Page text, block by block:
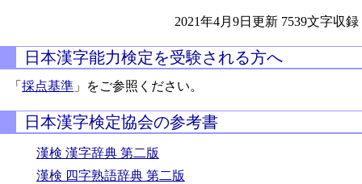
2021年4月9日更新 7539文字収録
日本漢字能力検定を受験される方へ
「採点基準 」をご参照ください。
日本漢字検定協会の参考書
漢検 漢字辞典 第二版
漢検 四字熟語辞典 第二版